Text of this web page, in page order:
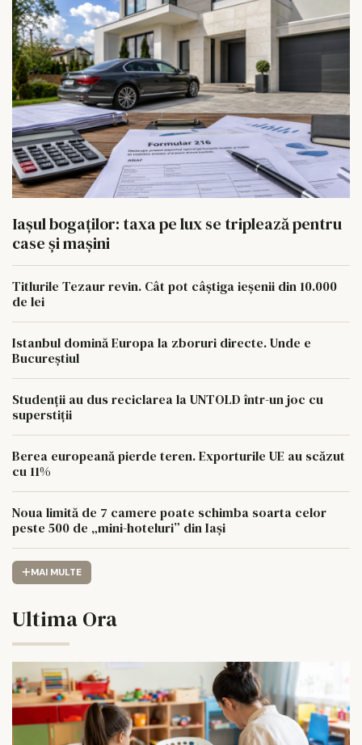
Iașul bogaților: taxa pe lux se triplează pentru
case și mașini
Titlurile Tezaur revin. Cât pot câștiga ieșenii din 10.000
de lei
Istanbul domină Europa la zboruri directe. Unde e
Bucureștiul
Studenții au dus reciclarea la UNTOLD într-un joc cu
superstiții
Berea europeană pierde teren. Exporturile UE au scăzut
cu 11%
Noua limită de 7 camere poate schimba soarta celor
peste 500 de „mini-hoteluri” din Iași
MAI MULTE
Ultima Ora